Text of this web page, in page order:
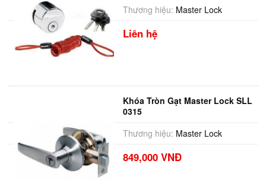
Thương hiệu: Master Lock
Liên hệ
Khóa Tròn Gạt Master Lock SLL
0315
Thương hiệu: Master Lock
849,000 VNĐ